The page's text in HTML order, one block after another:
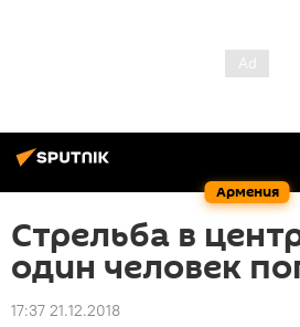
Армения
Стрельба в
один человек
17:37 21.12.2018